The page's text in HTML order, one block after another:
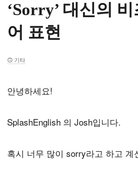
‘Sorry’ 대신의
어 표현
기타
안녕하세요!
SplashEnglish 의 Josh입니다.
혹시 너무 많이 sorry라고 하고 계